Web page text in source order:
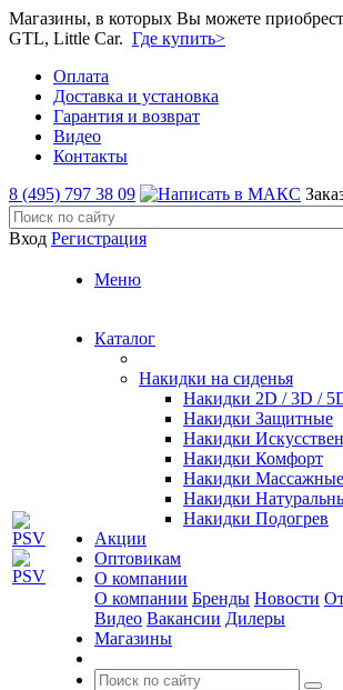
Магазины, в которых Вы можете
GTL, Little Car. Где купить>
Оплата
Доставка и установка
Гарантия и возврат
Видео
Контакты
8 (495) 797 38 09
Вход Регистрация
Меню
Каталог
Накидки на сиденья
Накидки 2D / 3D /
Накидки Защитные
Накидки
Накидки Комфорт
Накидки Массажные
Накидки
Накидки Подогрев
Акции
Оптовикам
О компании
О компании Бренды Новости
Видео Вакансии Дилеры
Магазины